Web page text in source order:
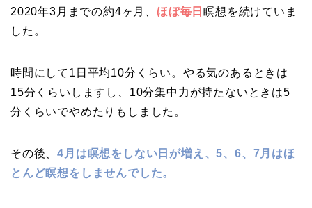
2020年3月までの約4ヶ月、 ほぼ毎日瞑想を続けていま
した。
時間にして1日平均10分くらい。やる気のあるときは
15分くらいしますし、10分集中力が持たないときは5
分くらいでやめたりもしました。
その後、4月は瞑想をしない日が増え、5、6、7月はほ
とんど瞑想をしませんでした。